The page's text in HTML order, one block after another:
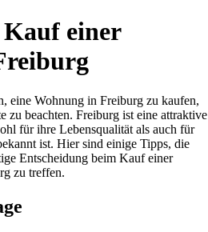
einer
eine Wohnung in Freiburg zu kaufen,
zu beachten. Freiburg ist eine attraktive
für ihre Lebensqualität als auch für
ist. Hier sind einige Tipps, die
Entscheidung beim Kauf einer
zu treffen.